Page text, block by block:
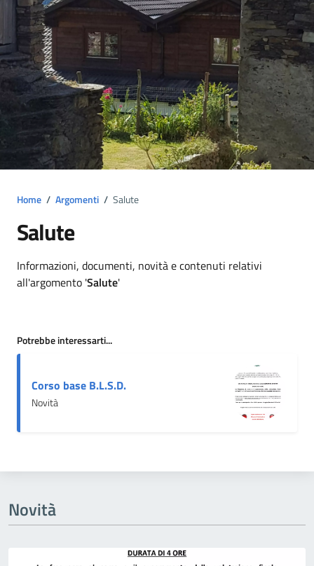
Home / Argomenti / Salute
Salute
Dettagli argomento
Informazioni, documenti, novità e contenuti relativi
all'argomento 'Salute'
Potrebbe interessarti...
Corso base B.L.S.D.
Novità
Novità